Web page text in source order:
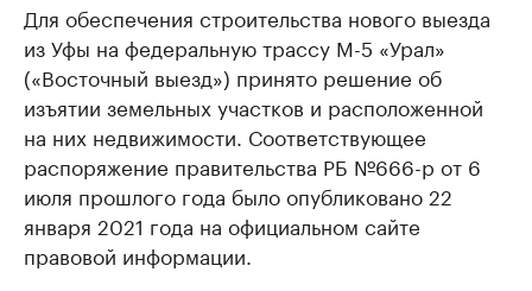
Для обеспечения строительства нового выезда
из Уфы на федеральную трассу М-5 «Урал»
(«Восточный выезд») принято решение об
изъятии земельных участков и расположенной
на них недвижимости. Соответствующее
распоряжение правительства РБ №666-р от 6
июля прошлого года было опубликовано 22
января 2021 года на официальном сайте
правовой информации.